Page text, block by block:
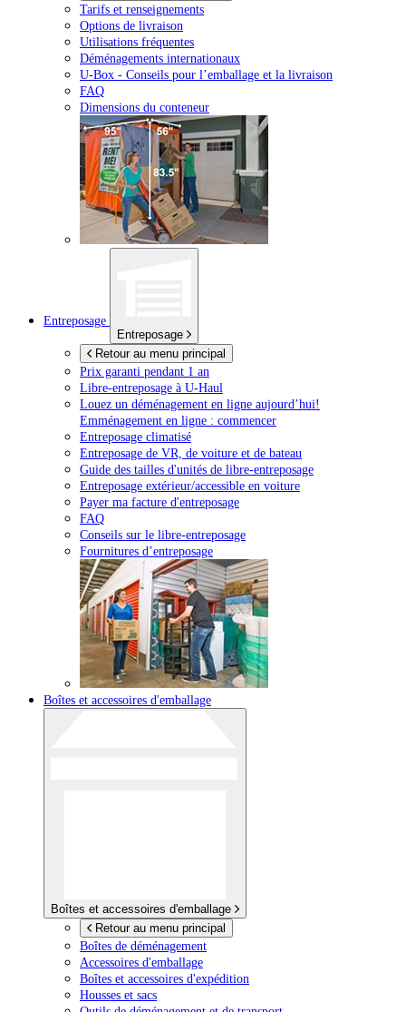
Tarifs et renseignements
Options de livraison
Utilisations fréquentes
Déménagements internationaux
U-Box - Conseils pour l’emballage et la livraison
FAQ
Dimensions du conteneur
Entreposage
Entreposage
Retour au menu principal
Prix garanti pendant 1 an
Libre-entreposage à U-Haul
Louez un déménagement en ligne aujourd’hui!
Emménagement en ligne : commencer
Entreposage climatisé
Entreposage de VR, de voiture et de bateau
Guide des tailles d'unités de libre-entreposage
Entreposage extérieur/accessible en voiture
Payer ma facture d'entreposage
FAQ
Conseils sur le libre-entreposage
Fournitures d’entreposage
Boîtes et accessoires d'emballage
Boîtes et accessoires d'emballage
Retour au menu principal
Boîtes de déménagement
Accessoires d'emballage
Boîtes et accessoires d'expédition
Housses et sacs